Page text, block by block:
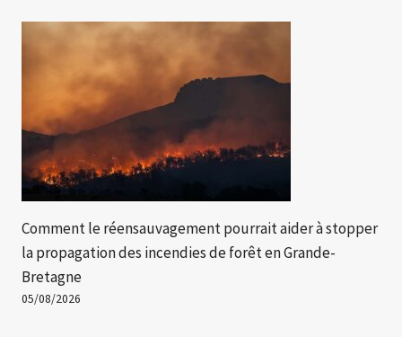
Comment le réensauvagement pourrait aider à stopper
la propagation des incendies de forêt en Grande-
Bretagne
05/08/2026